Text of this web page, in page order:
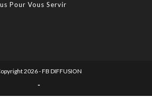
Pour Vous Servir
2026 - FB DIFFUSION
-